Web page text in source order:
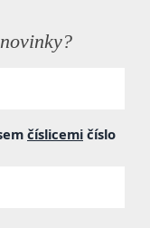
číslicemi číslo